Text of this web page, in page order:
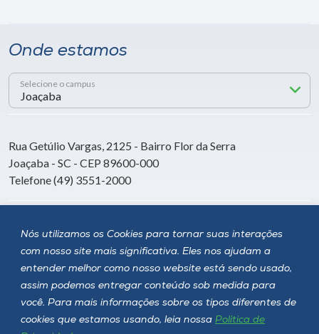
Nós utilizamos os Cookies para tornar suas interações
com nosso site mais significativa. Eles nos ajudam a
entender melhor como nosso website está sendo usado,
assim podemos entregar conteúdo sob medida para
você. Para mais informações sobre os tipos diferentes de
cookies que estamos usando, leia nossa Política de
Onde estamos
Selecione o campus
Rua Getúlio Vargas, 2125 - Bairro Flor da Serra
Joaçaba - SC - CEP 89600-000
Telefone (49) 3551-2000
Siga a Unoesc